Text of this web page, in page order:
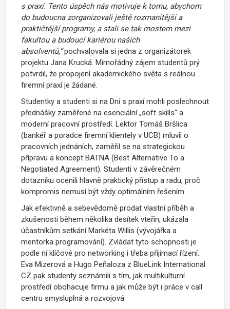
s praxí. Tento úspěch nás motivuje k tomu, abychom
do budoucna zorganizovali ještě rozmanitější a
praktičtější programy, a stali se tak mostem mezi
fakultou a budoucí kariérou našich
absolventů,“pochvalovala si jedna z organizátorek
projektu Jana Krucká. Mimořádný zájem studentů prý
potvrdil, že propojení akademického světa s reálnou
firemní praxí je žádané.
Studentky a studenti si na Dni s praxí mohli poslechnout
přednášky zaměřené na esenciální „soft skills“ a
moderní pracovní prostředí. Lektor Tomáš Bršlica
(bankéř a poradce firemní klientely v UCB) mluvil o
pracovních jednáních, zaměřil se na strategickou
přípravu a koncept BATNA (Best Alternative To a
Negotiated Agreement). Studenti v závěrečném
dotazníku ocenili hlavně praktický přístup a radu, proč
kompromis nemusí být vždy optimálním řešením.
Jak efektivně a sebevědomě prodat vlastní příběh a
zkušenosti během několika desítek vteřin, ukázala
účastníkům setkání Markéta Willis (vývojářka a
mentorka programování). Zvládat tyto schopnosti je
podle ní klíčové pro networking i třeba přijímací řízení.
Eva Mizerová a Hugo Peñaloza z BlueLink International
CZ pak studenty seznámili s tím, jak multikulturní
prostředí obohacuje firmu a jak může být i práce v call
centru smysluplná a rozvojová.